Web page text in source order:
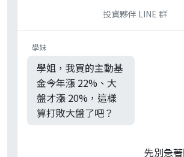
投資夥伴 LINE 群
學妹
學姐，我買的主動基
金今年漲 22%、大
盤才漲 20%，這樣
算打敗大盤了吧？
先別急